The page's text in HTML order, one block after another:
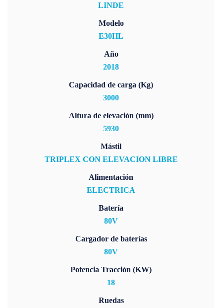
LINDE
Modelo
E30HL
Año
2018
Capacidad de carga (Kg)
3000
Altura de elevación (mm)
5930
Mástil
TRIPLEX CON ELEVACION LIBRE
Alimentación
ELECTRICA
Batería
80V
Cargador de baterías
80V
Potencia Tracción (KW)
18
Ruedas